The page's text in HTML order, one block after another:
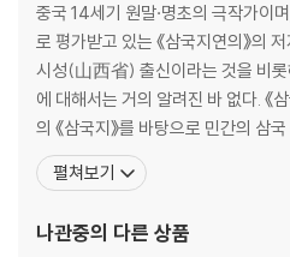
중국 14세기 원말·명초의 극작가이
로 평가받고 있는 《삼국지연의》의
시성(山西省) 출신이라는 것을 비롯
에 대해서는 거의 알려진 바 없다. 《
의 《삼국지》를 바탕으로 민간의 삼
(三國戱) 등 여기저기 흩어져 있는
엮어 펴낸 것이다. 이 외에 《수호지》,
때 동아시아에서 셰익스피어 또는 일
펼쳐보기
나관중의 다른 상품